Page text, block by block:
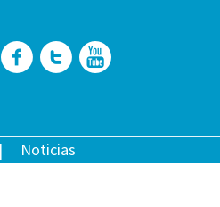
Facebook
Twitter
Noticias